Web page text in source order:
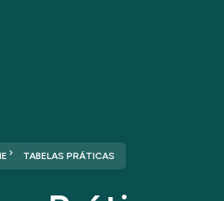
TABELAS PRÁTICAS